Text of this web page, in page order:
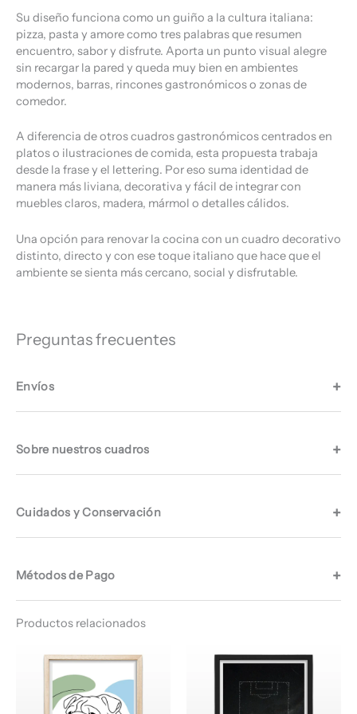
Su diseño funciona como un guiño a la cultura italiana:
pizza, pasta y amore como tres palabras que resumen
encuentro, sabor y disfrute. Aporta un punto visual alegre
sin recargar la pared y queda muy bien en ambientes
modernos, barras, rincones gastronómicos o zonas de
comedor.
A diferencia de otros cuadros gastronómicos centrados en
platos o ilustraciones de comida, esta propuesta trabaja
desde la frase y el lettering. Por eso suma identidad de
manera más liviana, decorativa y fácil de integrar con
muebles claros, madera, mármol o detalles cálidos.
Una opción para renovar la cocina con un cuadro decorativo
distinto, directo y con ese toque italiano que hace que el
ambiente se sienta más cercano, social y disfrutable.
Preguntas frecuentes
Envíos
Sobre nuestros cuadros
Cuidados y Conservación
Métodos de Pago
Productos relacionados
de
de